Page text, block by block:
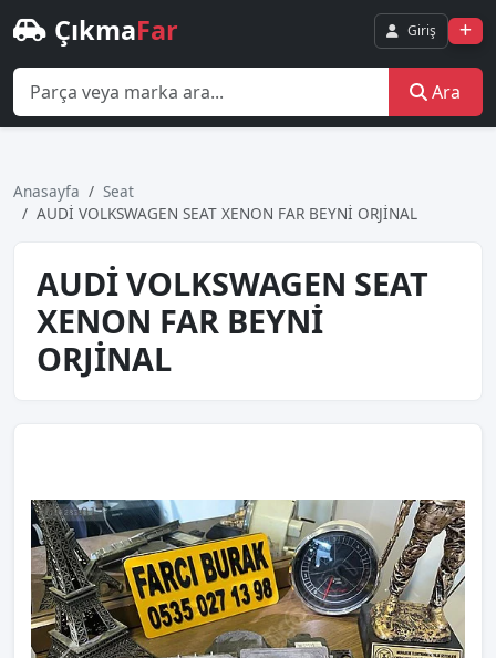
ÇıkmaFar Giriş
Ara
Anasayfa
Seat
AUDİ VOLKSWAGEN SEAT XENON FAR BEYNİ ORJİNAL
AUDİ VOLKSWAGEN SEAT
XENON FAR BEYNİ
ORJİNAL